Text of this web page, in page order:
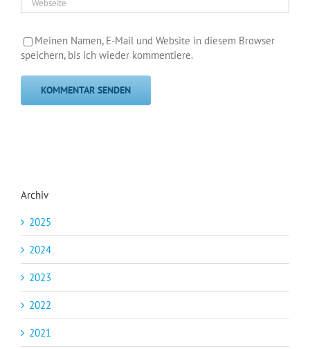
Meinen Namen, E-Mail und Website in diesem Browser
speichern, bis ich wieder kommentiere.
Archiv
2025
2024
2023
2022
2021